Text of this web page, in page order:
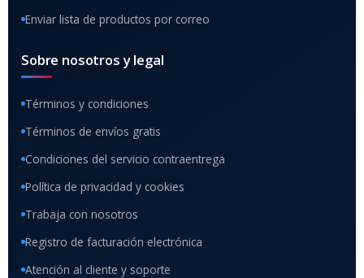
Enviar lista de productos por correo
Sobre nosotros y legal
Términos y condiciones
Términos de envíos gratis
Condiciones del servicio contraentrega
Política de privacidad y cookies
Trabaja con nosotros
Registro de facturación electrónica
Atención al cliente y soporte